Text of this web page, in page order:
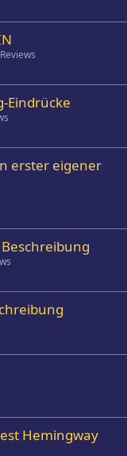
Eindrücke
erster eigener
Hemingway